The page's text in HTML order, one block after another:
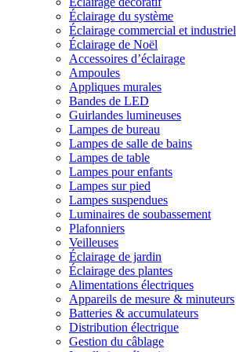
Éclairage du système
Éclairage commercial et industriel
Éclairage de Noël
Accessoires d’éclairage
Ampoules
Appliques murales
Bandes de LED
Guirlandes lumineuses
Lampes de bureau
Lampes de salle de bains
Lampes de table
Lampes pour enfants
Lampes sur pied
Lampes suspendues
Luminaires de soubassement
Plafonniers
Veilleuses
Éclairage de jardin
Éclairage des plantes
Alimentations électriques
Appareils de mesure & minuteurs
Batteries & accumulateurs
Distribution électrique
Gestion du câblage